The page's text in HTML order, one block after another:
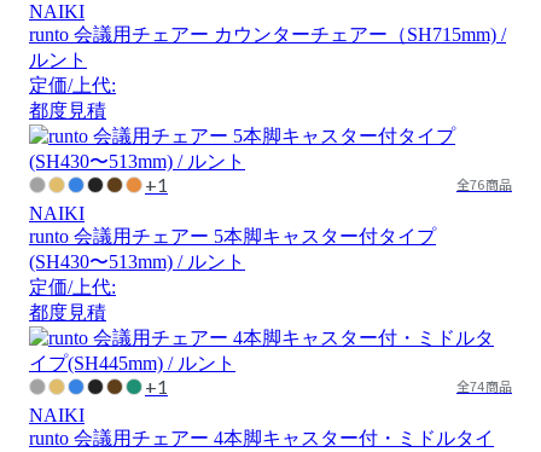
NAIKI
runto 会議用チェアー カウンターチェアー（SH715mm) /
ルント
定価/上代:
都度見積
+1 全76商品
NAIKI
runto 会議用チェアー 5本脚キャスター付タイプ
(SH430〜513mm) / ルント
定価/上代:
都度見積
+1 全74商品
NAIKI
runto 会議用チェアー 4本脚キャスター付・ミドルタイ